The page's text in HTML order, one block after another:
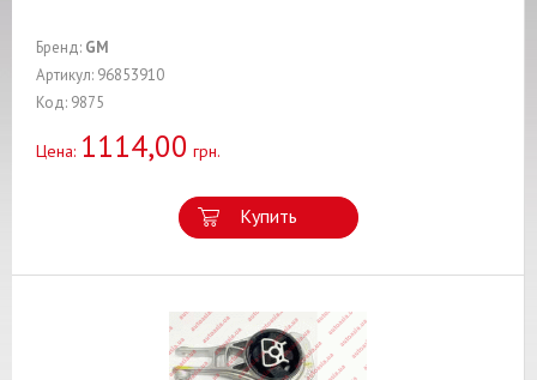
Бренд: GM
Артикул: 96853910
Код: 9875
Цена: 1114,00 грн.
Купить